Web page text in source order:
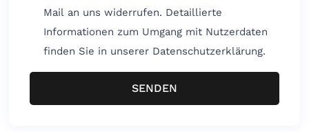
Mail an uns widerrufen. Detaillierte
Informationen zum Umgang mit Nutzerdaten
finden Sie in unserer Datenschutzerklärung.
SENDEN